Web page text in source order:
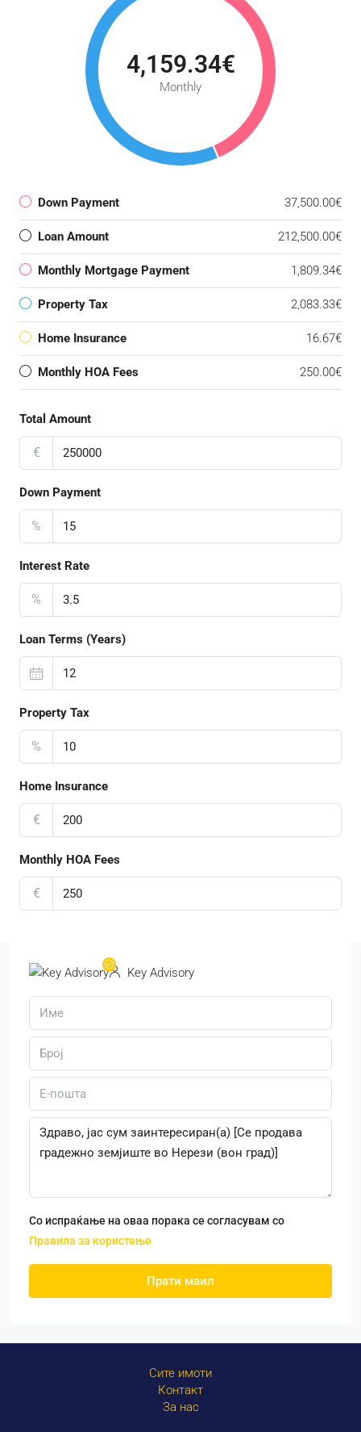
4,159.34€
Monthly
Down Payment 37,500.00€
Loan Amount 212,500.00€
Monthly Mortgage Payment 1,809.34€
Property Tax 2,083.33€
Home Insurance 16.67€
Monthly HOA Fees 250.00€
Total Amount
€
Down Payment
%
Interest Rate
%
Loan Terms (Years)
Property Tax
%
Home Insurance
€
Monthly HOA Fees
€
Key Advisory
Со испраќање на оваа порака се согласувам со
Правила за користење
Прати маил
Сите имоти
Контакт
За нас